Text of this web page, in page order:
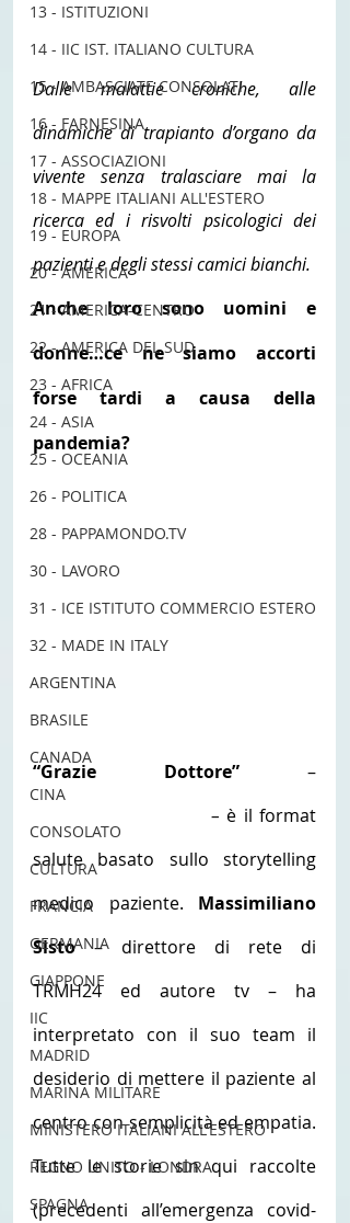
13 - ISTITUZIONI
14 - IIC IST. ITALIANO CULTURA
15 - AMBASCIATE CONSOLATI
16 - FARNESINA
17 - ASSOCIAZIONI
18 - MAPPE ITALIANI ALL'ESTERO
19 - EUROPA
20 - AMERICA
21 - AMERICA-CENTRO
22 - AMERICA DEL SUD
23 - AFRICA
24 - ASIA
25 - OCEANIA
26 - POLITICA
28 - PAPPAMONDO.TV
30 - LAVORO
31 - ICE ISTITUTO COMMERCIO ESTERO
32 - MADE IN ITALY
ARGENTINA
BRASILE
CANADA
CINA
CONSOLATO
CULTURA
FRANCIA
GERMANIA
GIAPPONE
IIC
MADRID
MARINA MILITARE
MINISTERO ITALIANI ALL'ESTERO
REGNO UNITO - LONDRA
SPAGNA
Dalle malattie croniche, alle
dinamiche di trapianto d’organo da
vivente senza tralasciare mai la
ricerca ed i risvolti psicologici dei
pazienti e degli stessi camici bianchi.
Anche loro sono uomini e
donne…ce ne siamo accorti
forse tardi a causa della
pandemia?
“Grazie Dottore”
– è il format
salute basato sullo storytelling
medico paziente. Massimiliano
Sisto – direttore di rete di
TRMH24 ed autore tv – ha
interpretato con il suo team il
desiderio di mettere il paziente al
centro con semplicità ed empatia.
Tutte le storie sin qui raccolte
(precedenti all’emergenza covid-